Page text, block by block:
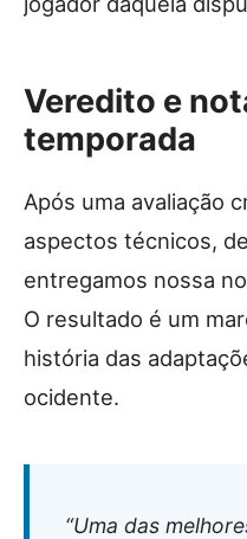
Veredito e
temporada
Após uma avaliação
aspectos técnicos,
entregamos nossa
O resultado é um
história das
ocidente.
“Uma das